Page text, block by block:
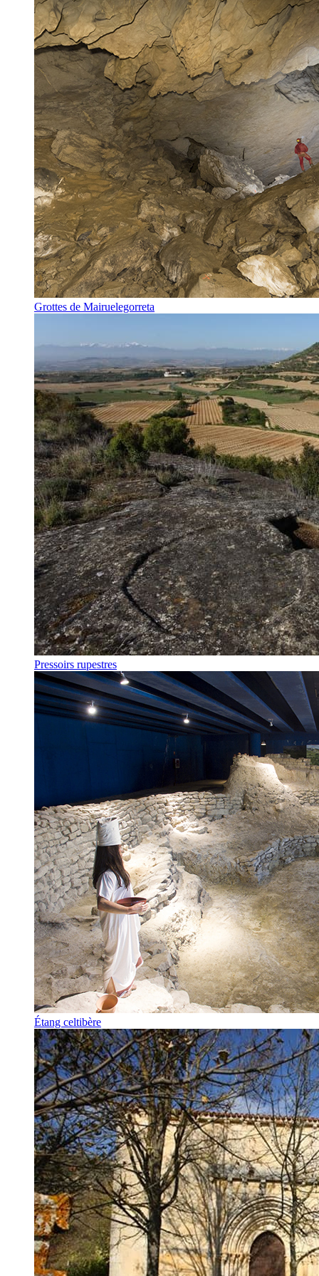
Grottes de Mairuelegorreta
Pressoirs rupestres
Étang celtibère